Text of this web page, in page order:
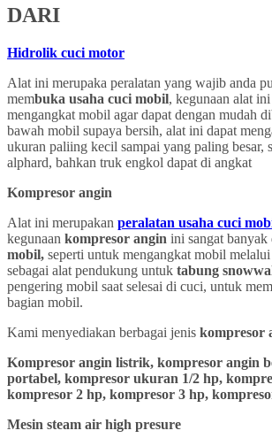
DARI
Hidrolik cuci motor
Alat ini merupaka peralatan yang wajib anda
membuka usaha cuci mobil, kegunaan alat
mengangkat mobil agar dapat dengan mudah
bawah mobil supaya bersih, alat ini dapat
ukuran paliing kecil sampai yang paling besar,
alphard, bahkan truk engkol dapat di angkat
Kompresor angin
Alat ini merupakan peralatan usaha cuci
kegunaan kompresor angin ini sangat banyak
mobil, seperti untuk mengangkat mobil melalui
sebagai alat pendukung untuk tabung
pengering mobil saat selesai di cuci, untuk
bagian mobil.
Kami menyediakan berbagai jenis kompresor
Kompresor angin listrik, kompresor angin
portabel, kompresor ukuran 1/2 hp,
kompresor 2 hp, kompresor 3 hp,
Mesin steam air high presure